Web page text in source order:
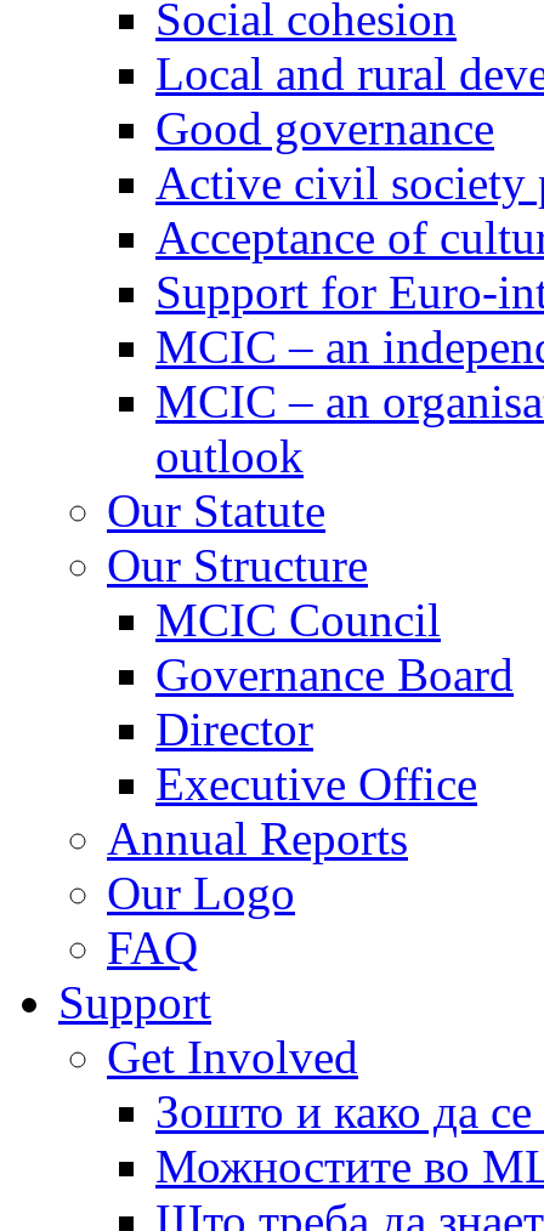
Social cohesion
Local and rural
Good governance
Active civil society
Acceptance of
Support for Euro-
MCIC – an
MCIC – an
outlook
Our Statute
Our Structure
MCIC Council
Governance Board
Director
Executive Office
Annual Reports
Our Logo
FAQ
Support
Get Involved
Зошто и како да
Можностите во
Што треба да